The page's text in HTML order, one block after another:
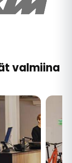
valmiina